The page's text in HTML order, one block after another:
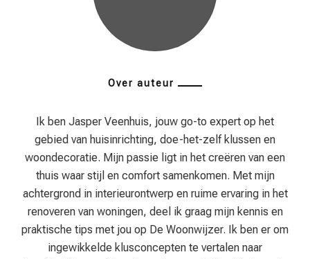
Over auteur
Ik ben Jasper Veenhuis, jouw go-to expert op het
gebied van huisinrichting, doe-het-zelf klussen en
woondecoratie. Mijn passie ligt in het creëren van een
thuis waar stijl en comfort samenkomen. Met mijn
achtergrond in interieurontwerp en ruime ervaring in het
renoveren van woningen, deel ik graag mijn kennis en
praktische tips met jou op De Woonwijzer. Ik ben er om
ingewikkelde klusconcepten te vertalen naar